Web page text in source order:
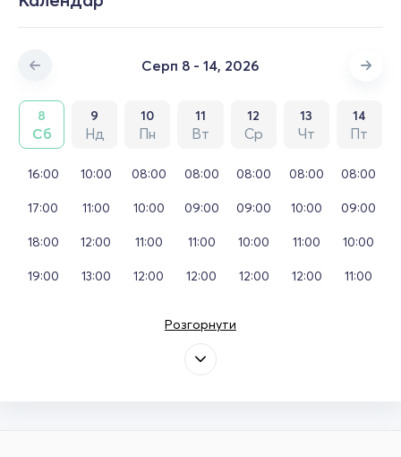
Серп 8 - 14, 2026
8
Сб
9
Нд
10
Пн
11
Вт
12
Ср
13
Чт
14
Пт
16:00
17:00
18:00
19:00
10:00
11:00
12:00
13:00
08:00
10:00
11:00
12:00
08:00
09:00
11:00
12:00
08:00
09:00
10:00
12:00
08:00
10:00
11:00
12:00
08:00
09:00
10:00
11:00
Розгорнути